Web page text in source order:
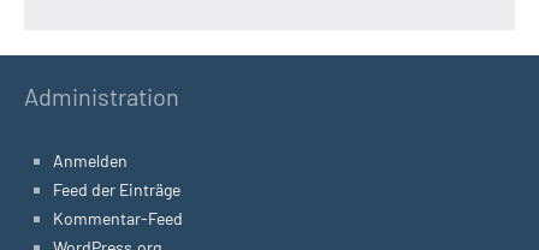
Administration
Anmelden
Feed der Einträge
Kommentar-Feed